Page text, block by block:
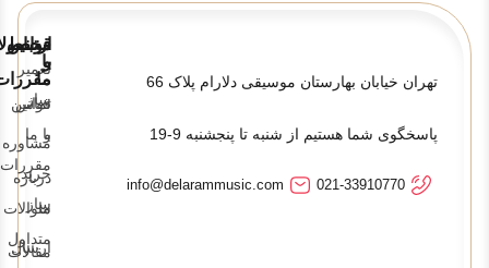
تهران خیابان بهارستان موسیقی دلارام پلاک 66
پاسخگوی شما هستیم از شنبه تا پنجشنبه 9-19
021-33910770
info@delarammusic.com
تعمیر
ساز
مشاوره
خرید
ساز
ارسال
قوانین
و
قوانین
و
مقررات
سوالات
متداول
ارتباط
با
ما
تماس
با ما
درباره
ما
مقالات